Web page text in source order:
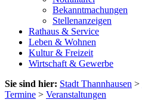
Bekanntmachungen
Stellenanzeigen
Rathaus & Service
Leben & Wohnen
Kultur & Freizeit
Wirtschaft & Gewerbe
Sie sind hier: Stadt Thannhausen >
Termine > Veranstaltungen